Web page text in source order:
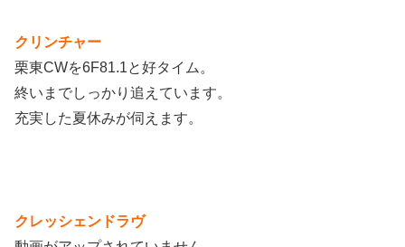
クリンチャー
栗東CWを6F81.1と好タイム。
終いまでしっかり追えています。
充実した夏休みが伺えます。
クレッシェンドラヴ